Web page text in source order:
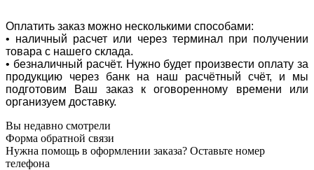
Оплатить заказ можно несколькими способами:
• наличный расчет или через терминал при получении
товара с нашего склада.
• безналичный расчёт. Нужно будет произвести оплату за
продукцию через банк на наш расчётный счёт, и мы
подготовим Ваш заказ к оговоренному времени или
организуем доставку.
Вы недавно смотрели
Форма обратной связи
Нужна помощь в оформлении заказа? Оставьте номер
телефона